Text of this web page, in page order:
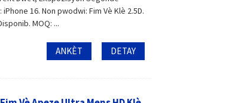
16. Non pwodwi: Fim Vè Klè 2.5D.
MOQ: ...
ANKÈT DETAY